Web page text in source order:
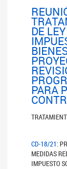
DE
PARA
CD-18/21:
MEDIDAS
IMPUESTO